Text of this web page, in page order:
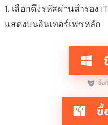
1. เลือกดึงรหัสผ่านสำรอง
แสดงบนอินเทอร์เฟซหลัก